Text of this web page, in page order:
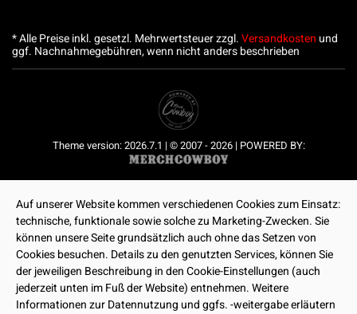
* Alle Preise inkl. gesetzl. Mehrwertsteuer zzgl.Versandkosten und
ggf. Nachnahmegebühren, wenn nicht anders beschrieben
Theme version: 2026.7.1 | © 2007 - 2026 | POWERED BY:
Auf unserer Website kommen verschiedenen Cookies zum Einsatz:
technische, funktionale sowie solche zu Marketing-Zwecken. Sie
können unsere Seite grundsätzlich auch ohne das Setzen von
Cookies besuchen. Details zu den genutzten Services, können Sie
der jeweiligen Beschreibung in den Cookie-Einstellungen (auch
jederzeit unten im Fuß der Website) entnehmen. Weitere
Informationen zur Datennutzung und ggfs. -weitergabe erläutern